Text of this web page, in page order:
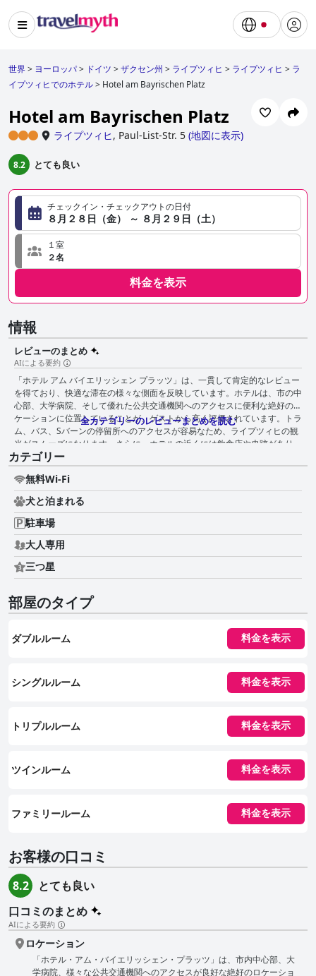
世界> ヨーロッパ> ドイツ >ザクセン州 > ライプツィヒ > ライプツィヒ > ラ
イプツィヒでのホテル> Hotel am Bayrischen Platz
Hotel am Bayrischen Platz
ライプツィヒ, Paul-List-Str. 5 (地図に表示)
8.2 とても良い
チェックイン・チェックアウトの日付
８月２８日（金） ～ ８月２９日（土）
１室
２名
料金を表示
情報
レビューのまとめ
AIによる要約
「ホテル アム バイエリッシェン プラッツ」は、一貫して肯定的なレビュー
を得ており、快適な滞在の様々な側面を反映しています。ホテルは、市の中
心部、大学病院、そして優れた公共交通機関へのアクセスに便利な絶好のロ
ケーションに位置していることが、ゲストから高く評価されています。トラ
ム、バス、Sバーンの停留所へのアクセスが容易なため、ライプツィヒの観
光がスムーズになります。さらに、ホテルの近くには飲食店や史跡があり、
無料駐車場も利用できるため、さらに魅力が高まります。 ゲストは特に朝
食を気に入っており、バラエティに富み、美味しく、一日の素晴らしいスタ
ートになると評されています。品揃えが豊富で質の高い朝食ビュッフェは、
快適な部屋で提供され、その充実さと価値が高く評価されています。特にビ
ーガン向けの創造性やバラエティを求める提案も見られますが、全体的に朝
食は好印象を与えています。 客室はコンパクトながらも、その並外れた清
潔さと居心地の良さが特徴で、短期滞在や都市旅行に適しています。多少狭
いものの、客室はきちんと整頓され、良好な状態に保たれていると評価され
ています。家具は古く見えるかもしれませんが、騒音対策が施されており静
かな環境が確保されているため、魅力と機能性が加わっています。時代遅れ
が、全体的な肯定的なフィードバックを覆すものではありません。 ホテル
全体の清潔さは際立った特徴であり、多くのゲストが清潔で手入れの行き届
で快適な滞在に貢献しています。 ホテルのスタッフは、そのフレンドリー
さと親切さで非常に高い評価を受けています。チェックイン時の温かい歓迎
エンスを大きく向上させています。改善の余地がある点も時折指摘されてい
ますが、全体的な感情は、提供されたサービスに対する満足感と感謝の気持
弱い、または機能しないという問題に直面したゲストもいます。 ベッドは
通常、その快適さと品質で肯定的な評価を受けており、安らかな夜の睡眠を
体的なフィードバックは好意的であり、清潔なリネンとリクエストに応じて
追加の毛布が提供されることが評価されています。 要約すると、「ホテル
り、ライプツィヒを訪れる旅行者にとって信頼できる選択肢として強くお勧
全カテゴリーのレビューまとめを読む
カテゴリー
無料Wi-Fi
犬と泊まれる
駐車場
大人専用
三つ星
部屋のタイプ
ダブルルーム 料金を表示
シングルルーム 料金を表示
トリプルルーム 料金を表示
ツインルーム 料金を表示
ファミリールーム 料金を表示
お客様の口コミ
8.2
とても良い
口コミのまとめ
AIによる要約
ロケーション
「ホテル・アム・バイエリッシェン・プラッツ」は、市内中心部、大
学病院、様々な公共交通機関へのアクセスが良好な絶好のロケーショ